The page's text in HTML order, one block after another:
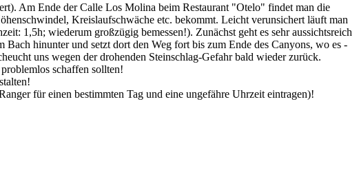
Am Ende der Calle Los Molina beim Restaurant "Otelo" findet man die
Kreislaufschwäche etc. bekommt. Leicht verunsichert läuft man
1,5h; wiederum großzügig bemessen!). Zunächst geht es sehr aussichtsreich
hinunter und setzt dort den Weg fort bis zum Ende des Canyons, wo es -
uns wegen der drohenden Steinschlag-Gefahr bald wieder zurück.
schaffen sollten!
für einen bestimmten Tag und eine ungefähre Uhrzeit eintragen)!